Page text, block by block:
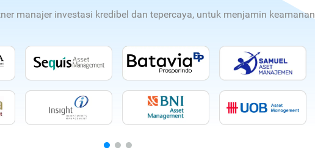
manajer investasi kredibel dan tepercaya, untuk menjamin